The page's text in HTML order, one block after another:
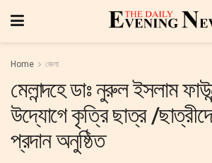
Home জেলা
মেলান্দহে ডাঃ নুরুল ইসলাম
উদ্যোগে কৃত্রি ছাত্র /
প্রদান অনুষ্ঠিত